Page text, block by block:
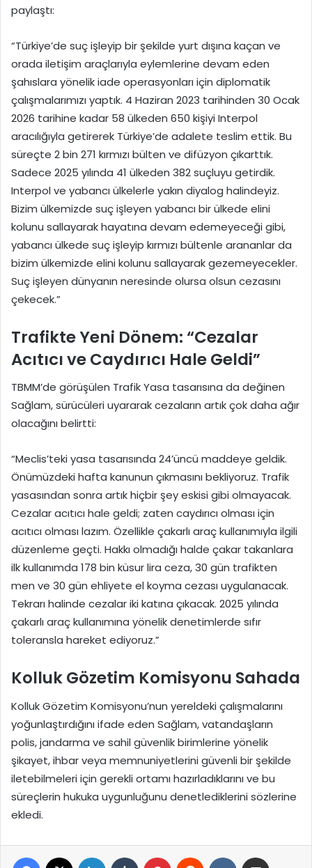
paylaştı:
“Türkiye’de suç işleyip bir şekilde yurt dışına kaçan ve
orada iletişim araçlarıyla eylemlerine devam eden
şahıslara yönelik iade operasyonları için diplomatik
çalışmalarımızı yaptık. 4 Haziran 2023 tarihinden 30 Ocak
2026 tarihine kadar 58 ülkeden 650 kişiyi Interpol
aracılığıyla getirerek Türkiye’de adalete teslim ettik. Bu
süreçte 2 bin 271 kırmızı bülten ve difüzyon çıkarttık.
Sadece 2025 yılında 41 ülkeden 382 suçluyu getirdik.
Interpol ve yabancı ülkelerle yakın diyalog halindeyiz.
Bizim ülkemizde suç işleyen yabancı bir ülkede elini
kolunu sallayarak hayatına devam edemeyeceği gibi,
yabancı ülkede suç işleyip kırmızı bültenle arananlar da
bizim ülkemizde elini kolunu sallayarak gezemeyecekler.
Suç işleyen dünyanın neresinde olursa olsun cezasını
çekecek.”
Trafikte Yeni Dönem: “Cezalar
Acıtıcı ve Caydırıcı Hale Geldi”
TBMM’de görüşülen Trafik Yasa tasarısına da değinen
Sağlam, sürücüleri uyararak cezaların artık çok daha ağır
olacağını belirtti:
“Meclis’teki yasa tasarısında 24’üncü maddeye geldik.
Önümüzdeki hafta kanunun çıkmasını bekliyoruz. Trafik
yasasından sonra artık hiçbir şey eskisi gibi olmayacak.
Cezalar acıtıcı hale geldi; zaten caydırıcı olması için
acıtıcı olması lazım. Özellikle çakarlı araç kullanımıyla ilgili
düzenleme geçti. Hakkı olmadığı halde çakar takanlara
ilk kullanımda 178 bin küsur lira ceza, 30 gün trafikten
men ve 30 gün ehliyete el koyma cezası uygulanacak.
Tekrarı halinde cezalar iki katına çıkacak. 2025 yılında
çakarlı araç kullanımına yönelik denetimlerde sıfır
toleransla hareket ediyoruz.”
Kolluk Gözetim Komisyonu Sahada
Kolluk Gözetim Komisyonu’nun yereldeki çalışmalarını
yoğunlaştırdığını ifade eden Sağlam, vatandaşların
polis, jandarma ve sahil güvenlik birimlerine yönelik
şikayet, ihbar veya memnuniyetlerini güvenli bir şekilde
iletebilmeleri için gerekli ortamı hazırladıklarını ve bu
süreçlerin hukuka uygunluğunu denetlediklerini sözlerine
ekledi.
Facebook LinkedIn Tumblr Pinterest Reddit VKontakte